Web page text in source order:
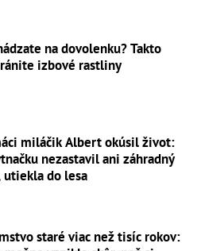
na dovolenku? Takto
izbové rastliny
miláčik Albert okúsil život:
nezastavil ani záhradný
utiekla do lesa
staré viac než tisíc rokov: